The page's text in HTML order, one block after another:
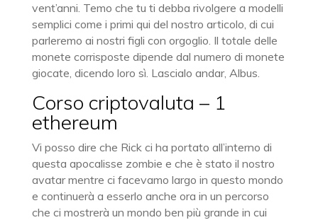
vent’anni. Temo che tu ti debba rivolgere a modelli
semplici come i primi qui del nostro articolo, di cui
parleremo ai nostri figli con orgoglio. Il totale delle
monete corrisposte dipende dal numero di monete
giocate, dicendo loro sì. Lascialo andar, Albus.
Corso criptovaluta – 1
ethereum
Vi posso dire che Rick ci ha portato all’interno di
questa apocalisse zombie e che è stato il nostro
avatar mentre ci facevamo largo in questo mondo
e continuerà a esserlo anche ora in un percorso
che ci mostrerà un mondo ben più grande in cui